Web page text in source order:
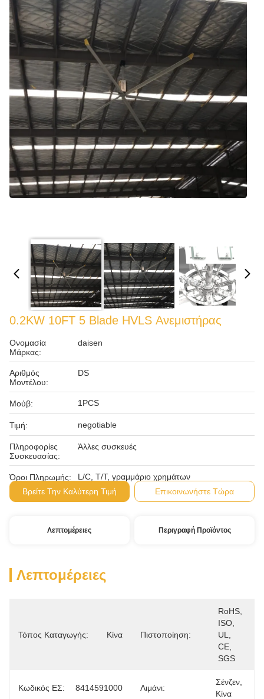
0.2KW 10FT 5 Blade HVLS Ανεμιστήρας
Ονομασία
Μάρκας:
daisen
Αριθμός
Μοντέλου:
DS
Μούβ: 1PCS
Τιμή: negotiable
Πληροφορίες
Συσκευασίας:
Άλλες συσκευές
Όροι Πληρωμής:
L/C, T/T, γραμμάριο χρημάτων
Βρείτε Την Καλύτερη Τιμή
Επικοινωνήστε Τώρα
Λεπτομέρειες Περιγραφή Προϊόντος
Λεπτομέρειες
Τόπος Καταγωγής: Κίνα Πιστοποίηση:
RoHS,
ISO,
UL,
CE,
SGS
Κωδικός ΕΣ: 8414591000 Λιμάνι:
Σένζεν,
Κίνα